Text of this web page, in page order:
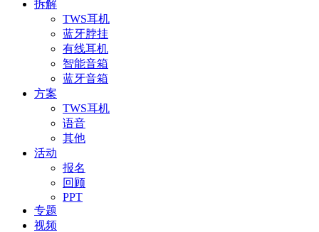
拆解
TWS耳机
蓝牙脖挂
有线耳机
智能音箱
蓝牙音箱
方案
TWS耳机
语音
其他
活动
报名
回顾
PPT
专题
视频